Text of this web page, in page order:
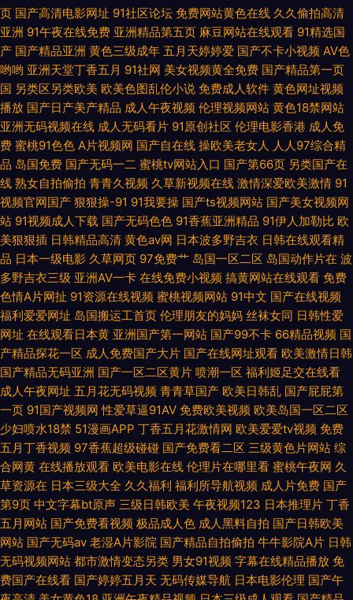
日韩透B 黄色三级人妻 91视频网站免费 久久狠狠爱 五月婷婷色网站 Ts伪娘
自慰系列 黄色网入口站 日本aⅴ在线 自拍做爱网站 大香蕉伊人成人网 日韩成
人网站} 91视频新入口 国产性爱大片 欧美性色网 亚洲色图日韩 www99爱视
频 韩日探花影视
页 国产高清电影网址 91社区论坛 免费网站黄色在线 久久偷拍高清
亚洲 91午夜在线免费 亚洲精品第五页 麻豆网站在线观看 91精选国
产 国产精品亚洲 黄色三级成年 五月天婷婷爱 国产不卡小视频 AV色
哟哟 亚洲天堂丁香五月 91社网 美女视频黄全免费 国产精品第一页
国 另类区另类欧美 欧美色图乱伦小说 免费成人软件 黄色网址视频
播放 国产日产美产精品 成人午夜视频 伦理视频网站 黄色18禁网站
亚洲无码视频在线 成人无码看片 91原创社区 伦理电影香港 成人免
费 蜜桃91色色 A片视频网 国产自在线 操欧美老女人 人人97综合精
品 岛国免费 国产无码一二 蜜桃tv网站入口 国产第66页 另类国产在
线 熟女自拍偷拍 青青久视频 久草新视频在线 激情深爱欧美激情 91
视频官网国产 狠狠操-91 91我要操 国产ts视频网站 国产美女视频网
站 91视频成人下载 国产无码色色 91香蕉亚洲精品 91伊人加勒比 欧
美狠狠插 日韩精品高清 黄色av网 日本波多野吉衣 日韩在线观看精
品 日本一级电影 久草网页 97免费艹 岛国一区二区 岛国动作片在 波
多野吉衣三级 亚洲AV一卡 在线免费小视频 搞黄网站在线观看 免费
色情A片网扯 91资源在线视频 蜜桃视频网站 91中文 国产在线视频
福利爱爱网址 岛国搬运工首页 伦理朋友的妈妈 丝袜女同 日韩性爱
网址 在线观看日本黄 亚洲国产第一网站 国产99不卡 66精品视频 国
产精品探花一区 成人免费国产大片 国产在线网址观看 欧美激情日韩
国产精品无码亚洲 国产一区二区黄片 喷潮一区 福利姬足交在线看
成人午夜网址 五月花无码视频 青青草国产 欧美日韩乱 国产屁屁第
一页 91国产视频网 性爱草逼91AV 免费欧美视频 欧美岛国一区二区
少妇喷水18禁 51漫画APP 丁香五月花激情网 欧美爱爱tv视频 免费
五月丁香视频 97香蕉超级碰碰 国产免费看二区 三级黄色片网站 综
合网黄 在线播放观看 欧美电影在线 伦理片在哪里看 蜜桃午夜网 久
草资源在 日本三级大全 久久福利 福利所导航视频 成人片免费 国产
第9页 中文字幕bt原声 三级日韩欧美 午夜视频123 日本推理片 丁香
五月网站 国产免费看视频 极品成人色 成人黑料自拍 国产日韩欧美
网站 国产无码av 老湿A片影院 国产精品自拍偷拍 牛牛影院A片 日韩
无码视频网站 都市激情变态另类 男女91视频 字幕在线精品播放 免
费国产在线看 国产婷婷五月天 无码传媒导航 日本电影伦理 国产午